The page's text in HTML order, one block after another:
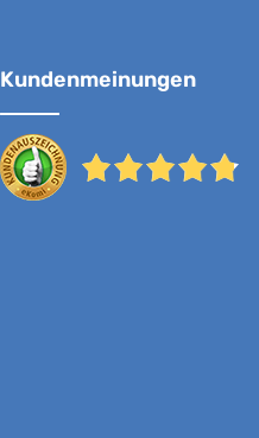
Kundenmeinungen